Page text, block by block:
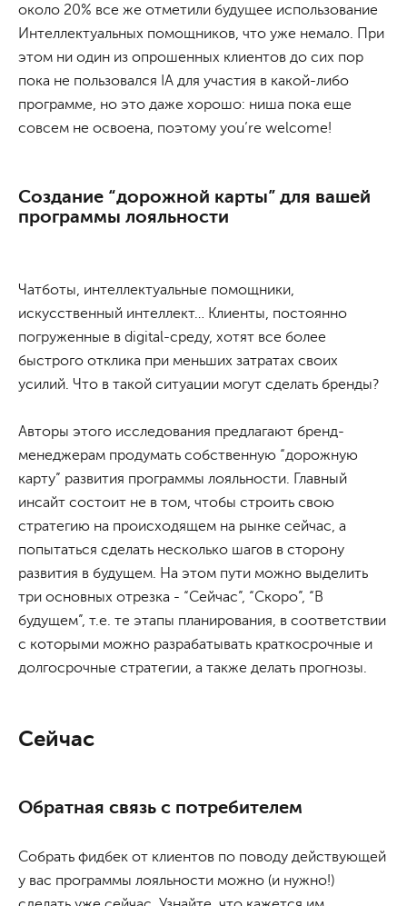
около 20% все же отметили будущее использование
Интеллектуальных помощников, что уже немало. При
этом ни один из опрошенных клиентов до сих пор
пока не пользовался IA для участия в какой-либо
программе, но это даже хорошо: ниша пока еще
совсем не освоена, поэтому you’re welcome!
Создание “дорожной карты” для вашей
программы лояльности
Чатботы, интеллектуальные помощники,
искусственный интеллект… Клиенты, постоянно
погруженные в digital-среду, хотят все более
быстрого отклика при меньших затратах своих
усилий. Что в такой ситуации могут сделать бренды?
Авторы этого исследования предлагают бренд-
менеджерам продумать собственную “дорожную
карту” развития программы лояльности. Главный
инсайт состоит не в том, чтобы строить свою
стратегию на происходящем на рынке сейчас, а
попытаться сделать несколько шагов в сторону
развития в будущем. На этом пути можно выделить
три основных отрезка - “Сейчас”, “Скоро”, “В
будущем”, т.е. те этапы планирования, в соответствии
с которыми можно разрабатывать краткосрочные и
долгосрочные стратегии, а также делать прогнозы.
Сейчас
Обратная связь с потребителем
Собрать фидбек от клиентов по поводу действующей
у вас программы лояльности можно (и нужно!)